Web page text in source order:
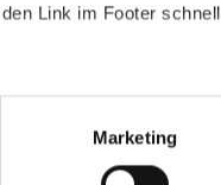
Link im Footer schnell
Marketing